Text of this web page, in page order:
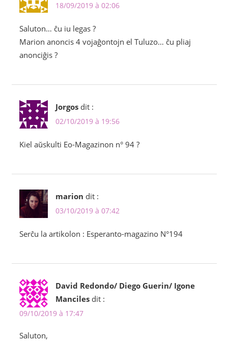
18/09/2019 à 02:06
Saluton… ĉu iu legas ?
Marion anoncis 4 vojaĝontojn el Tuluzo… ĉu pliaj
anonciĝis ?
Jorgos dit :
02/10/2019 à 19:56
Kiel aŭskulti Eo-Magazinon n° 94 ?
marion dit :
03/10/2019 à 07:42
Serĉu la artikolon : Esperanto-magazino N°194
David Redondo/ Diego Guerin/ Igone
Manciles dit :
09/10/2019 à 17:47
Saluton,